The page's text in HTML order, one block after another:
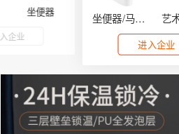
坐便器
企业
坐便器/马桶系列
进入企业